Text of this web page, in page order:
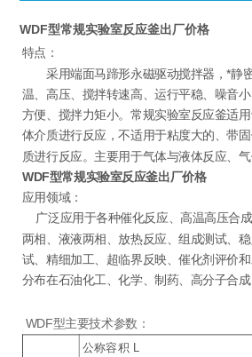
WDF型常规实验室反应釜出厂价格
特点：
采用端面马蹄形永磁驱动搅拌器，*静
温、高压、搅拌转速高、运行平稳、噪音
方便、搅拌力矩小。常规实验室反应釜适
体介质进行反应，不适用于粘度大的、带
质进行反应。主要用于气体与液体反应、气
WDF型常规实验室反应釜出厂价格
应用领域：
广泛应用于各种催化反应、高温高压合
两相、液液两相、放热反应、组成测试、
试、精细加工、超临界反映、催化剂评价
分布在石油化工、化学、制药、高分子合成
WDF型主要技术参数：
公称容积 L